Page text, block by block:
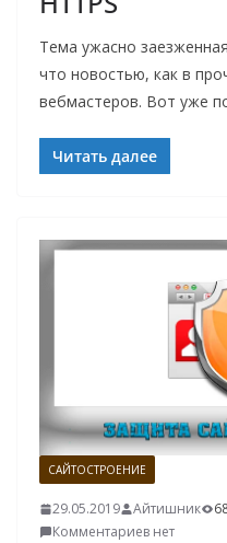
Тема ужасно
что новостью, как в
вебмастеров. Вот уже
Читать далее
САЙТОСТРОЕНИЕ
29.05.2019 Айтишник
Комментариев нет